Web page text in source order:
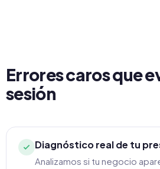
Errores caros que
sesión
Diagnóstico real de tu
Analizamos si tu negocio